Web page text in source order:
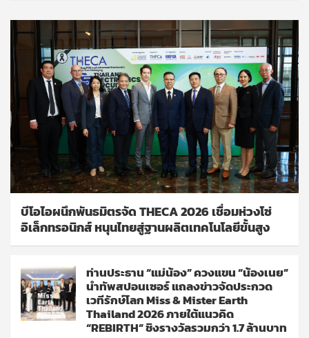
บีโอไอผนึกพันธมิตรจัด THECA 2026 เชื่อมห่วงโซ่
อิเล็กทรอนิกส์ หนุนไทยสู่ฐานผลิตเทคโนโลยีขั้นสูง
ท่านประธาน “แม่น้อง” ควงแขน “น้องเนย”
นำทัพสปอนเซอร์ แถลงข่าวจัดประกวด
เวทีรักษ์โลก Miss & Mister Earth
Thailand 2026 ภายใต้แนวคิด
“REBIRTH” ชิงรางวัลรวมกว่า 1.7 ล้านบาท